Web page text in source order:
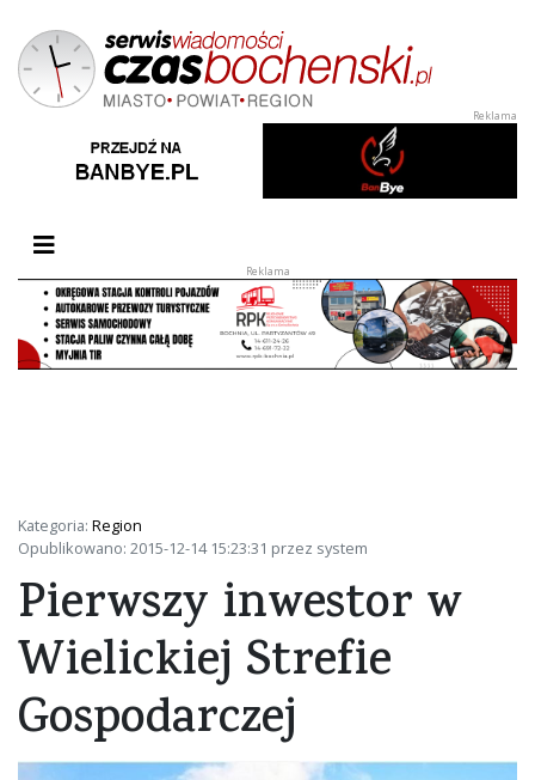
Przełącz nawigację
Kategoria: Region
Opublikowano: 2015-12-14 15:23:31 przez system
Pierwszy inwestor w
Wielickiej Strefie
Gospodarczej